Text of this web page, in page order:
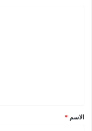
*الاسم *